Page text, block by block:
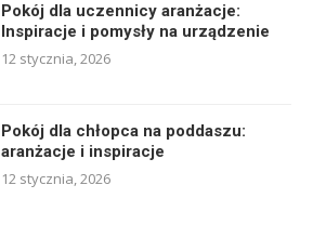
Pokój dla uczennicy aranżacje:
Inspiracje i pomysły na urządzenie
12 stycznia, 2026
Pokój dla chłopca na poddaszu:
aranżacje i inspiracje
12 stycznia, 2026